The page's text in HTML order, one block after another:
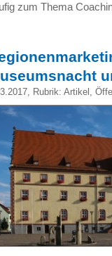
zum Thema
, Rubrik: Artikel ,